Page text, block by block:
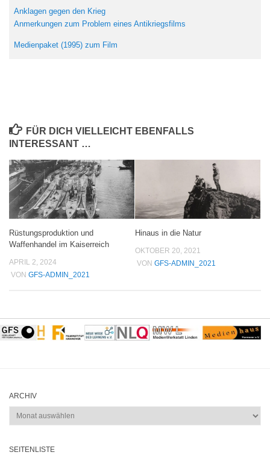
Anklagen gegen den Krieg
Anmerkungen zum Problem eines Antikriegsfilms
Medienpaket (1995) zum Film
FÜR DICH VIELLEICHT EBENFALLS
INTERESSANT …
Rüstungsproduktion und
Waffenhandel im Kaiserreich
APRIL 2, 2024
VON GFS-ADMIN_2021
Hinaus in die Natur
OKTOBER 20, 2021
VON GFS-ADMIN_2021
ARCHIV
Archiv
SEITENLISTE